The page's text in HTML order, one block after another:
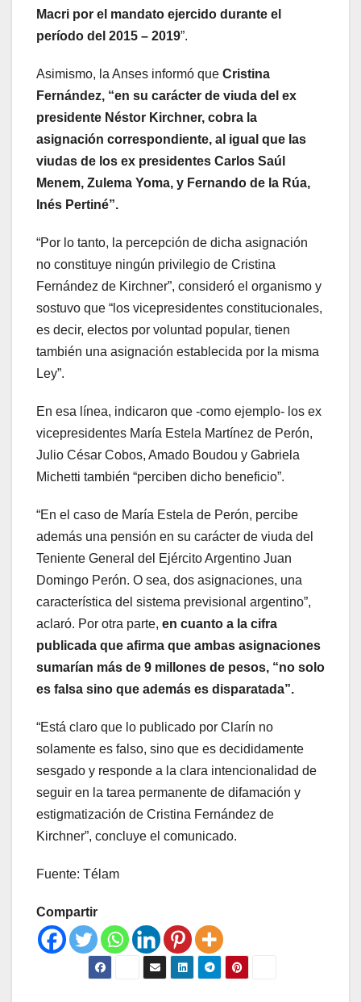
Macri por el mandato ejercido durante el
período del 2015 – 2019”.
Asimismo, la Anses informó que Cristina
Fernández, “en su carácter de viuda del ex
presidente Néstor Kirchner, cobra la
asignación correspondiente, al igual que las
viudas de los ex presidentes Carlos Saúl
Menem, Zulema Yoma, y Fernando de la Rúa,
Inés Pertiné”.
“Por lo tanto, la percepción de dicha asignación
no constituye ningún privilegio de Cristina
Fernández de Kirchner”, consideró el organismo y
sostuvo que “los vicepresidentes constitucionales,
es decir, electos por voluntad popular, tienen
también una asignación establecida por la misma
Ley”.
En esa línea, indicaron que -como ejemplo- los ex
vicepresidentes María Estela Martínez de Perón,
Julio César Cobos, Amado Boudou y Gabriela
Michetti también “perciben dicho beneficio”.
“En el caso de María Estela de Perón, percibe
además una pensión en su carácter de viuda del
Teniente General del Ejército Argentino Juan
Domingo Perón. O sea, dos asignaciones, una
característica del sistema previsional argentino”,
aclaró. Por otra parte, en cuanto a la cifra
publicada que afirma que ambas asignaciones
sumarían más de 9 millones de pesos, “no solo
es falsa sino que además es disparatada”.
“Está claro que lo publicado por Clarín no
solamente es falso, sino que es decididamente
sesgado y responde a la clara intencionalidad de
seguir en la tarea permanente de difamación y
estigmatización de Cristina Fernández de
Kirchner”, concluye el comunicado.
Fuente: Télam
Compartir